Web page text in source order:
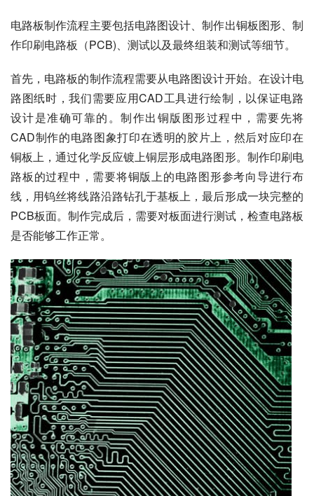
电路板制作流程主要包括电路图设计、制作出铜板图形、制
作印刷电路板（PCB)、测试以及最终组装和测试等细节。
首先，电路板的制作流程需要从电路图设计开始。在设计电
路图纸时，我们需要应用CAD工具进行绘制，以保证电路
设计是准确可靠的。制作出铜版图形过程中，需要先将
CAD制作的电路图象打印在透明的胶片上，然后对应印在
铜板上，通过化学反应镀上铜层形成电路图形。制作印刷电
路板的过程中，需要将铜版上的电路图形参考向导进行布
线，用钨丝将线路沿路钻孔于基板上，最后形成一块完整的
PCB板面。制作完成后，需要对板面进行测试，检查电路板
是否能够工作正常。